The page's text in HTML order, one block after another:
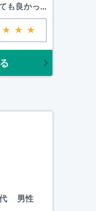
も良かっ
男性